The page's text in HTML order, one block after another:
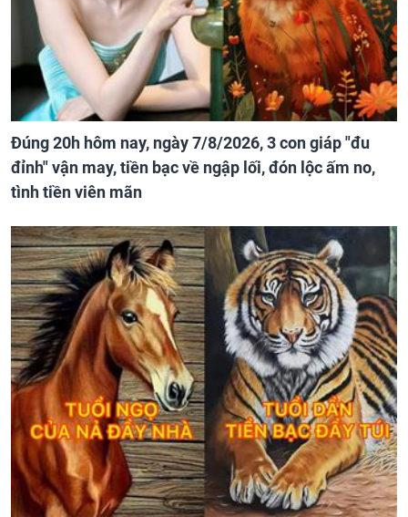
Đúng 20h hôm nay, ngày 7/8/2026, 3 con giáp "đu
đỉnh" vận may, tiền bạc về ngập lối, đón lộc ấm no,
tình tiền viên mãn